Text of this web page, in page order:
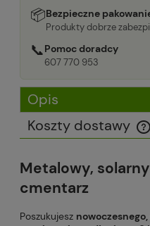
📦Bezpieczne
Produkty dobrze
📞Pomoc doradcy
607 770 953
Opis
Koszty dostawy
Cena nie zawiera
Metalowy,
cmentarz
Poszukujesz